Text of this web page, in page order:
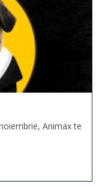
Animax te